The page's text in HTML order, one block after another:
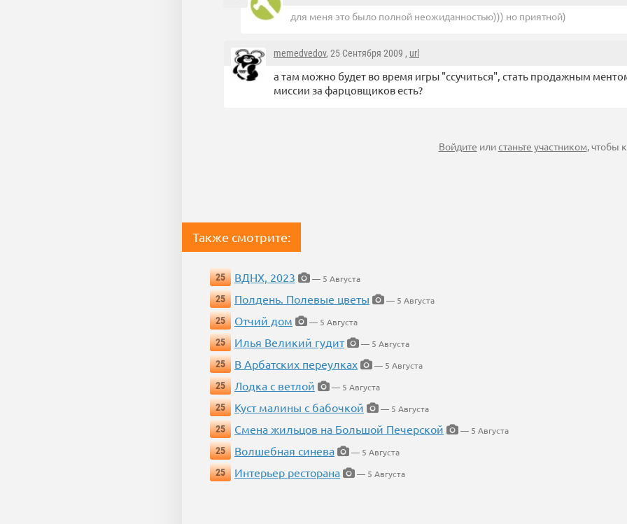
для меня это было полной неожиданностью))) но приятной)
memedvedov, 25 Сентября 2009 , url
а там можно будет во время игры "ссучиться", стать продажным
миссии за фарцовщиков есть?
Войдите илистаньте участником, чтобы
Также смотрите:
25 ВДНХ, 2023
— 5 Августа
25
Полдень. Полевые цветы
— 5 Августа
25
Отчий дом
— 5 Августа
25
Илья Великий гудит
— 5 Августа
25
В Арбатских переулках
— 5 Августа
25
Лодка с ветлой
— 5 Августа
25
Куст малины с бабочкой
— 5 Августа
25
Смена жильцов на Большой Печерской
— 5 Августа
25
Волшебная синева
— 5 Августа
25
Интерьер ресторана — 5 Августа